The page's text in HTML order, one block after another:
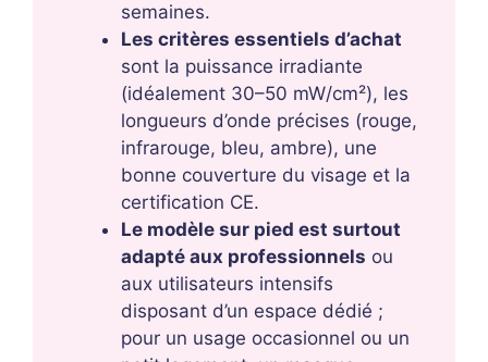
semaines.
Les critères essentiels d’achat
sont la puissance irradiante
(idéalement 30–50 mW/cm²), les
longueurs d’onde précises (rouge,
infrarouge, bleu, ambre), une
bonne couverture du visage et la
certification CE.
Le modèle sur pied est surtout
adapté aux professionnels ou
aux utilisateurs intensifs
disposant d’un espace dédié ;
pour un usage occasionnel ou un